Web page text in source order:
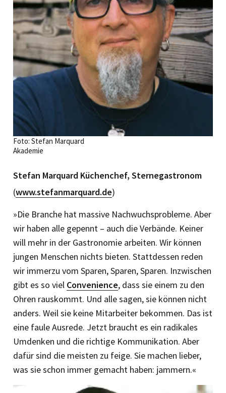
Foto: Stefan Marquard
Akademie
Stefan Marquard Küchenchef, Sternegastronom
(www.stefanmarquard.de)
»Die Branche hat massive Nachwuchsprobleme. Aber
wir haben alle gepennt – auch die Verbände. Keiner
will mehr in der Gastronomie arbeiten. Wir können
jungen Menschen nichts bieten. Stattdessen reden
wir immerzu vom Sparen, Sparen, Sparen. Inzwischen
gibt es so viel Convenience, dass sie einem zu den
Ohren rauskommt. Und alle sagen, sie können nicht
anders. Weil sie keine Mitarbeiter bekommen. Das ist
eine faule Ausrede. Jetzt braucht es ein radikales
Umdenken und die richtige Kommunikation. Aber
dafür sind die meisten zu feige. Sie machen lieber,
was sie schon immer gemacht haben: jammern.«